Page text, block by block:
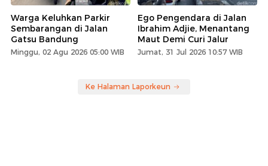
Warga Keluhkan Parkir
Sembarangan di Jalan
Gatsu Bandung
Minggu, 02 Agu 2026 05:00 WIB
Ego Pengendara di Jalan
Ibrahim Adjie, Menantang
Maut Demi Curi Jalur
Jumat, 31 Jul 2026 10:57 WIB
Ke Halaman Laporkeun